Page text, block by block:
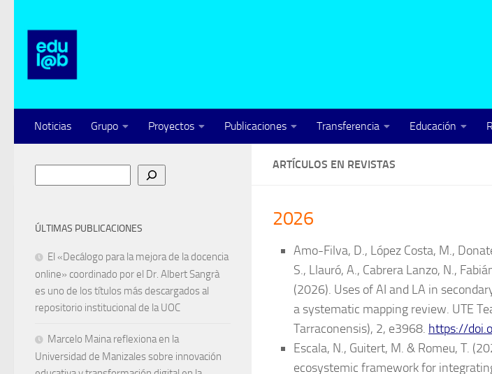
Noticias Grupo Proyectos Publicaciones Transferencia Educación
ARTÍCULOS EN REVISTAS
2026
Amo-Filva, D., López Costa, M.,
S., Llauró, A., Cabrera Lanzo, N.,
(2026). Uses of AI and LA in
a systematic mapping review. UTE
Tarraconensis), 2, e3968. https://
Escala, N., Guitert, M. & Romeu, T.
ecosystemic framework for
ÚLTIMAS PUBLICACIONES
El «Decálogo para la mejora de la docencia
online» coordinado por el Dr. Albert Sangrà
es uno de los títulos más descargados al
repositorio institucional de la UOC
Marcelo Maina reflexiona en la
Universidad de Manizales sobre innovación